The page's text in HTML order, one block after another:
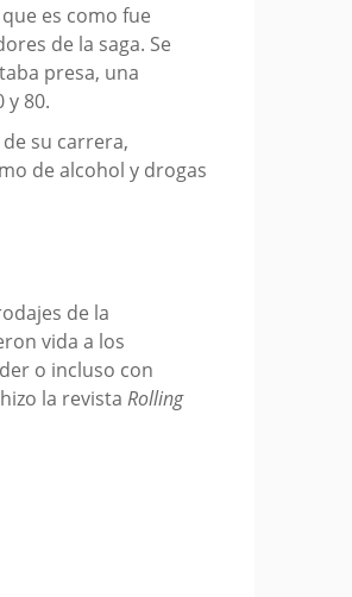
es como fue
de la saga. Se
presa, una
y 80.
su carrera,
de alcohol y drogas
de la
vida a los
o incluso con
la revista Rolling